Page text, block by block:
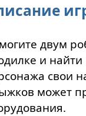
двум
и
свои
может